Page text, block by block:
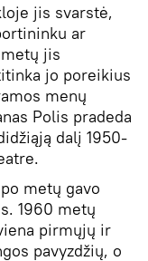
jis svarstė,
ar
jis
jo poreikius
menų
Polis pradeda
dalį 1950-
metų gavo
1960 metų
pirmųjų ir
pavyzdžių, o